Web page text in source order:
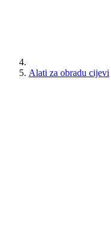
Alati za obradu cijevi